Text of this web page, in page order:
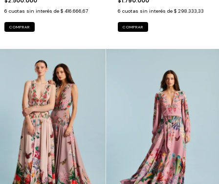
6 cuotas sin interés de $ 416.666,67
COMPRAR
6 cuotas sin interés de $ 298.333,33
COMPRAR